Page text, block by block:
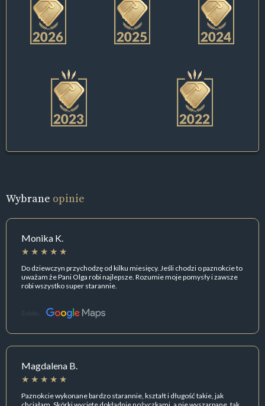
Wybrane opinie
Monika K.
Do dziewczyn przychodzę od kilku miesięcy. Jeśli chodzi o paznokcie to
uważam że Pani Olga robi najlepsze. Rozumie moje pomysły i zawsze
robi wszystko super starannie.
Źródło:
Magdalena B.
Paznokcie wykonane bardzo starannie, kształt i długość takie, jak